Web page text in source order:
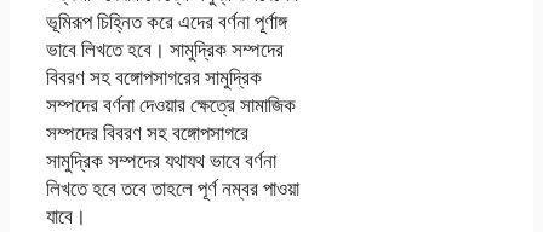
ভূমিরূপ চিহ্নিত করে এদের বর্ণনা পূর্ণাঙ্গ
ভাবে লিখতে হবে। সামুদ্রিক সম্পদের
বিবরণ সহ বঙ্গোপসাগরের সামুদ্রিক
সম্পদের বর্ণনা দেওয়ার ক্ষেত্রে সামাজিক
সম্পদের বিবরণ সহ বঙ্গোপসাগরে
সামুদ্রিক সম্পদের যথাযথ ভাবে বর্ণনা
লিখতে হবে তবে তাহলে পূর্ণ নম্বর পাওয়া
যাবে।